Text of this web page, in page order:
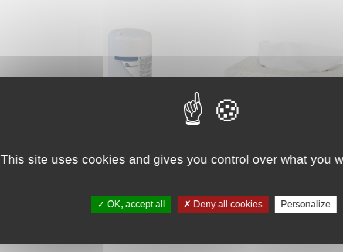
LINGETTES POUR LE
SURFACES Boite de 120
MOUCHOIRS TORK
1,59€ TTC
This site uses cookies and gives you control over what you
OK, accept all Deny all cookies Personalize